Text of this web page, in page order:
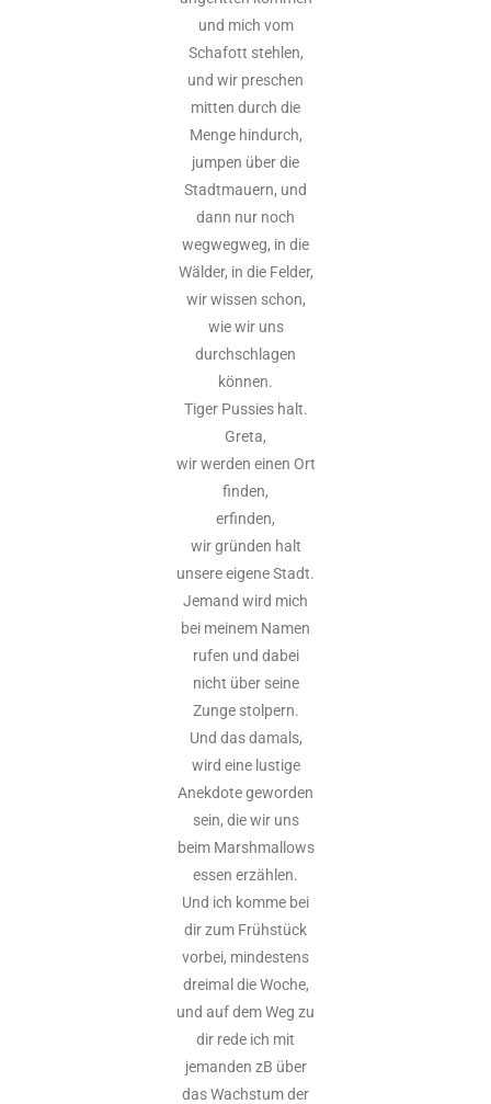
und mich vom
Schafott stehlen,
und wir preschen
mitten durch die
Menge hindurch,
jumpen über die
Stadtmauern, und
dann nur noch
wegwegweg, in die
Wälder, in die Felder,
wir wissen schon,
wie wir uns
durchschlagen
können.
Tiger Pussies halt.
Greta,
wir werden einen Ort
finden,
erfinden,
wir gründen halt
unsere eigene Stadt.
Jemand wird mich
bei meinem Namen
rufen und dabei
nicht über seine
Zunge stolpern.
Und das damals,
wird eine lustige
Anekdote geworden
sein, die wir uns
beim Marshmallows
essen erzählen.
Und ich komme bei
dir zum Frühstück
vorbei, mindestens
dreimal die Woche,
und auf dem Weg zu
dir rede ich mit
jemanden zB über
das Wachstum der